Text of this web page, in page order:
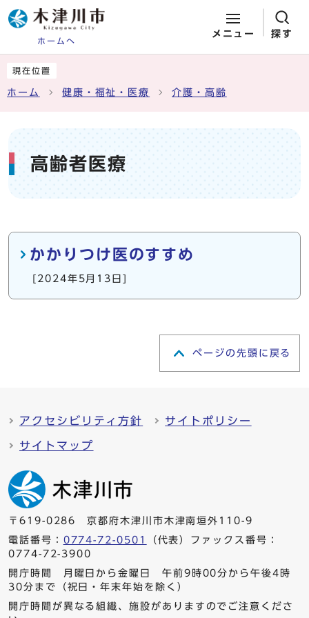
ホームへ
メニュー 探す
現在位置
ホーム 健康・福祉・医療 介護・高齢
高齢者医療
メインメニュー
かかりつけ医のすすめ
[2024年5月13日]
ページの先頭に戻る
アクセシビリティ方針 サイトポリシー
サイトマップ
〒619-0286 京都府木津川市木津南垣外110-9
電話番号： 0774-72-0501
（代表）ファックス番号：
0774-72-3900
開庁時間 月曜日から金曜日 午前9時00分から午後4時
30分まで（祝日・年末年始を除く）
開庁時間が異なる組織、施設がありますのでご注意くださ